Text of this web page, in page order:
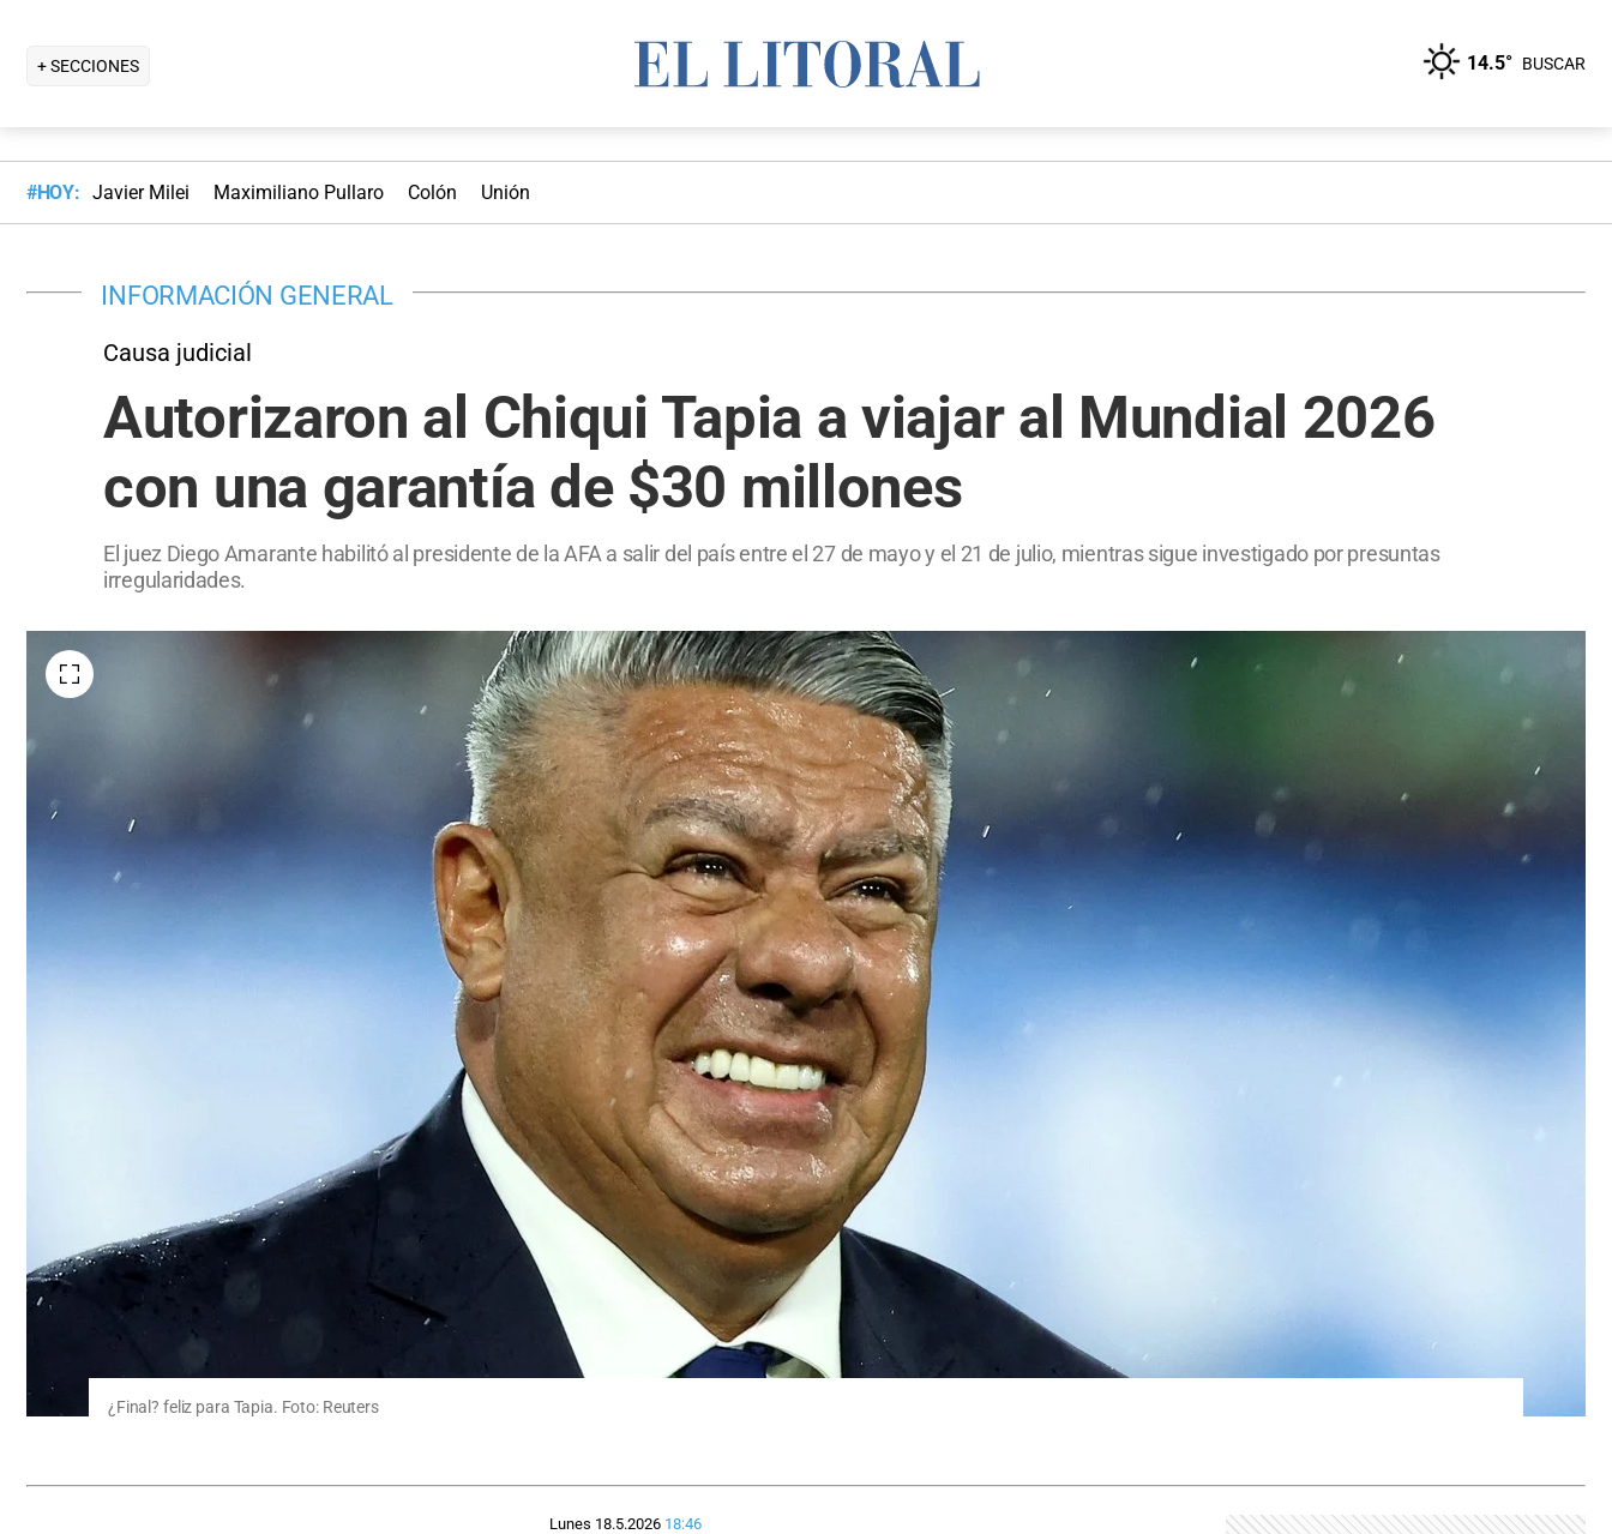
+ SECCIONES 14.5° BUSCAR
#HOY: Javier Milei Maximiliano Pullaro Colón Unión
INFORMACIÓN GENERAL
Causa judicial
Autorizaron al Chiqui Tapia a viajar al Mundial 2026
con una garantía de $30 millones
El juez Diego Amarante habilitó al presidente de la AFA a salir del país entre el 27 de mayo y el 21 de julio, mientras sigue investigado por presuntas
irregularidades.
¿Final? feliz para Tapia. Foto: Reuters
Lunes 18.5.2026 18:46